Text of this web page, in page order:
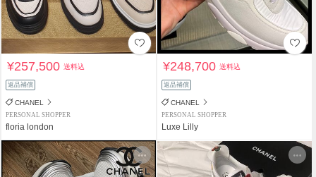
¥257,500送料込
返品補償
CHANEL
PERSONAL SHOPPER
floria london
¥248,700送料込
返品補償
CHANEL
PERSONAL SHOPPER
Luxe Lilly